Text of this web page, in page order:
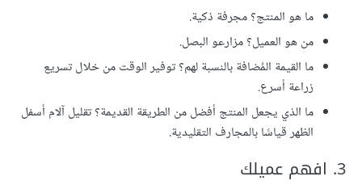
ما هو المنتج؟ مجرفة ذكية.
من هو العميل؟ مزارعو البصل.
ما القيمة المُضافة بالنسبة لهم؟ توفير الوقت من خلال تسريع
زراعة أسرع.
ما الذي يجعل المنتج أفضل من الطريقة القديمة؟ تقليل آلام أسفل
الظهر قياسًا بالمجارف التقليدية.
3. افهم عميلك